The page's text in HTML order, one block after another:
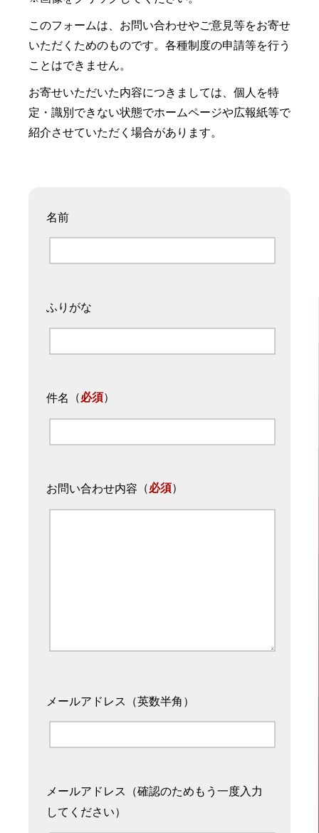
このフォームは、お問い合わせやご意見等をお寄せ
いただくためのものです。各種制度の申請等を行う
ことはできません。
お寄せいただいた内容につきましては、個人を特
定・識別できない状態でホームページや広報紙等で
紹介させていただく場合があります。
名前
ふりがな
件名 （必須）
お問い合わせ内容 （必須）
メールアドレス（英数半角）
メールアドレス（確認のためもう一度入力
してください）